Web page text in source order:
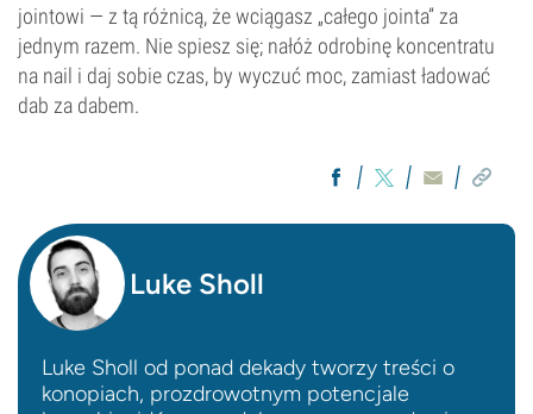
jointowi — z tą różnicą, że wciągasz „całego jointa” za
jednym razem. Nie spiesz się; nałóż odrobinę koncentratu
na nail i daj sobie czas, by wyczuć moc, zamiast ładować
dab za dabem.
Luke Sholl
Luke Sholl od ponad dekady tworzy treści o
konopiach, prozdrowotnym potencjale